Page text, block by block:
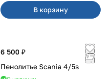
В корзину
6 500 ₽
Пенолитье Scania 4/5s